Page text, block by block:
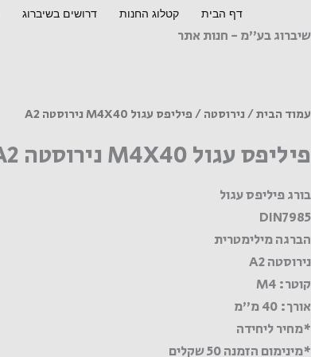
לתוכן
דף הבית קטלוג החנות דרושים בשיברוג
שיברוג בע"מ - חנות אתר
עמוד הבית/נירוסטה/ פיליפס עגול M4X40 נירוסטה A2
פיליפס עגול M4X40 נירוסטה A2
בורג פיליפס עגול
DIN7985
הברגה מילימטרית
נירוסטה A2
קוטר: M4
אורך: 40 מ"מ
*מחיר ליחידה
*מינימום הזמנה 50 שקלים
כמות
נירוסטה